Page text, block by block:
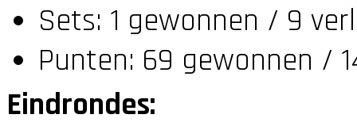
Sets: 1 gewonnen / 9
Punten: 69 gewonnen /
Eindrondes: